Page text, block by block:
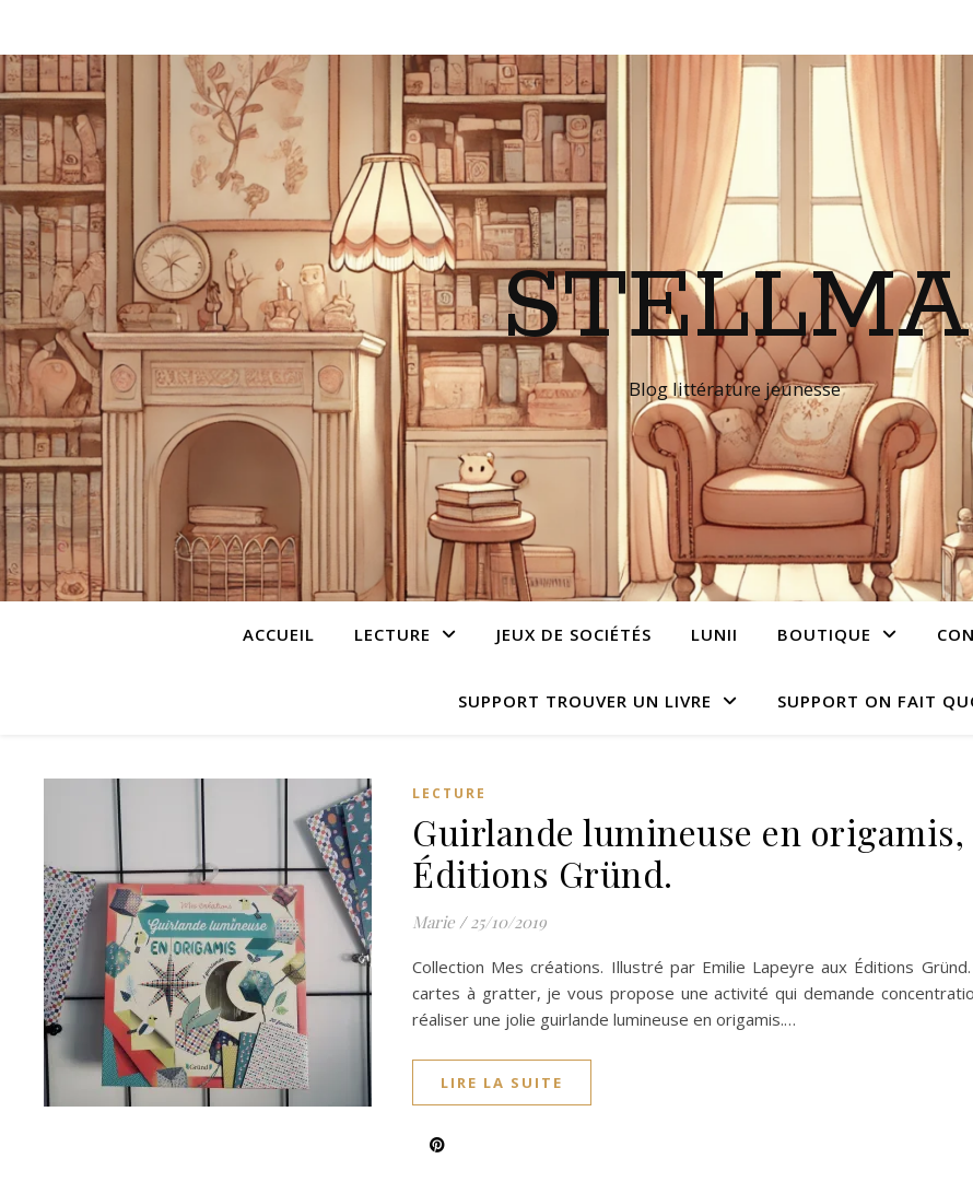
STELLMA
Blog littérature jeunesse
ACCUEIL LECTURE JEUX DE SOCIÉTÉS LUNII BOUTIQUE
SUPPORT TROUVER UN LIVRE SUPPORT ON FAIT
LECTURE
Guirlande lumineuse en origamis,
Éditions Gründ.
Marie / 25/10/2019
Collection Mes créations. Illustré par Emilie Lapeyre aux Éditions
cartes à gratter, je vous propose une activité qui demande
réaliser une jolie guirlande lumineuse en origamis.…
LIRE LA SUITE